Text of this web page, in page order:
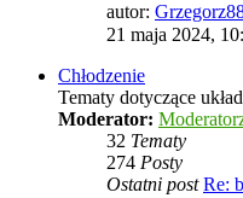
autor:
21 maja 2024,
Chłodzenie
Tematy dotyczące
Moderator:
32 Tematy
274 Posty
Ostatni post Re: